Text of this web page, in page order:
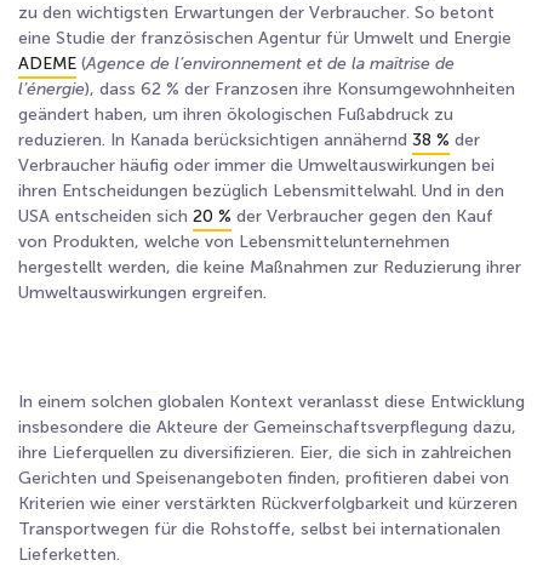
zu den wichtigsten Erwartungen der Verbraucher. So betont
eine Studie der französischen Agentur für Umwelt und Energie
ADEME (Agence de l’environnement et de la maîtrise de
l’énergie), dass 62 % der Franzosen ihre Konsumgewohnheiten
geändert haben, um ihren ökologischen Fußabdruck zu
reduzieren. In Kanada berücksichtigen annähernd 38 % der
Verbraucher häufig oder immer die Umweltauswirkungen bei
ihren Entscheidungen bezüglich Lebensmittelwahl. Und in den
USA entscheiden sich 20 % der Verbraucher gegen den Kauf
von Produkten, welche von Lebensmittelunternehmen
hergestellt werden, die keine Maßnahmen zur Reduzierung ihrer
Umweltauswirkungen ergreifen.
In einem solchen globalen Kontext veranlasst diese Entwicklung
insbesondere die Akteure der Gemeinschaftsverpflegung dazu,
ihre Lieferquellen zu diversifizieren. Eier, die sich in zahlreichen
Gerichten und Speisenangeboten finden, profitieren dabei von
Kriterien wie einer verstärkten Rückverfolgbarkeit und kürzeren
Transportwegen für die Rohstoffe, selbst bei internationalen
Lieferketten.